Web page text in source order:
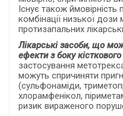
Існує також
комбінації низької дози
протизапальних
Лікарські засоби, що
ефекти з боку
застосування
можуть спричиняти
(сульфонаміди,
хлорамфенікол,
ризик вираженого